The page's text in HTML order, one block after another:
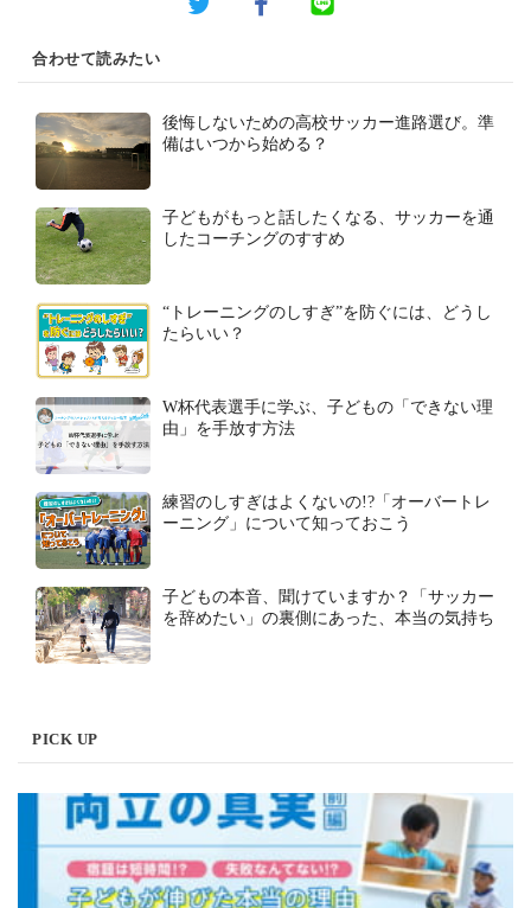
合わせて読みたい
後悔しないための高校サッカー進路選び。準
備はいつから始める？
子どもがもっと話したくなる、サッカーを通
したコーチングのすすめ
“トレーニングのしすぎ”を防ぐには、どうし
たらいい？
W杯代表選手に学ぶ、子どもの「できない理
由」を手放す方法
練習のしすぎはよくないの!?「オーバートレ
ーニング」について知っておこう
子どもの本音、聞けていますか？「サッカー
を辞めたい」の裏側にあった、本当の気持ち
PICK UP